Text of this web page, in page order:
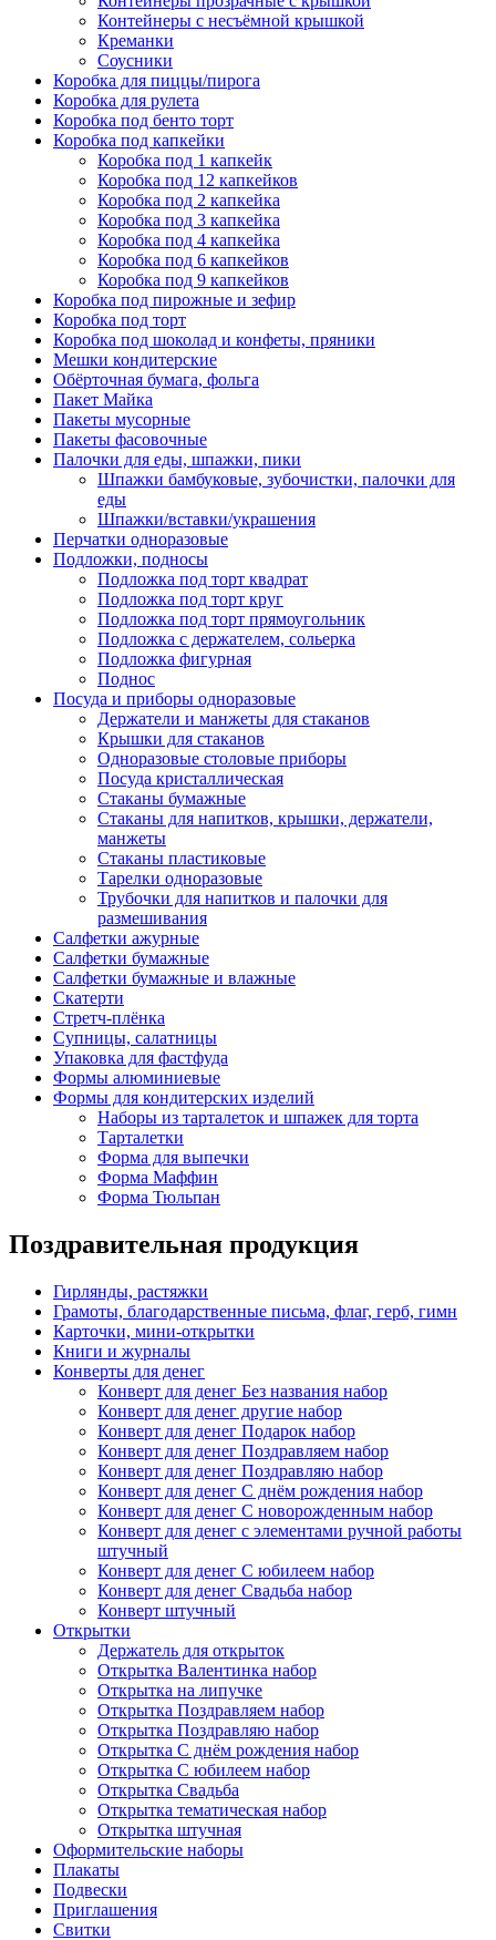
Контейнеры с несъёмной крышкой
Креманки
Соусники
Коробка для пиццы/пирога
Коробка для рулета
Коробка под бенто торт
Коробка под капкейки
Коробка под 1 капкейк
Коробка под 12 капкейков
Коробка под 2 капкейка
Коробка под 3 капкейка
Коробка под 4 капкейка
Коробка под 6 капкейков
Коробка под 9 капкейков
Коробка под пирожные и зефир
Коробка под торт
Коробка под шоколад и конфеты, пряники
Мешки кондитерские
Обёрточная бумага, фольга
Пакет Майка
Пакеты мусорные
Пакеты фасовочные
Палочки для еды, шпажки, пики
Шпажки бамбуковые, зубочистки, палочки для
еды
Шпажки/вставки/украшения
Перчатки одноразовые
Подложки, подносы
Подложка под торт квадрат
Подложка под торт круг
Подложка под торт прямоугольник
Подложка с держателем, сольерка
Подложка фигурная
Поднос
Посуда и приборы одноразовые
Держатели и манжеты для стаканов
Крышки для стаканов
Одноразовые столовые приборы
Посуда кристаллическая
Стаканы бумажные
Стаканы для напитков, крышки, держатели,
манжеты
Стаканы пластиковые
Тарелки одноразовые
Трубочки для напитков и палочки для
размешивания
Салфетки ажурные
Салфетки бумажные
Салфетки бумажные и влажные
Скатерти
Стретч-плёнка
Супницы, салатницы
Упаковка для фастфуда
Формы алюминиевые
Формы для кондитерских изделий
Наборы из тарталеток и шпажек для торта
Тарталетки
Форма для выпечки
Форма Маффин
Форма Тюльпан
Поздравительная продукция
Гирлянды, растяжки
Грамоты, благодарственные письма, флаг, герб, гимн
Карточки, мини-открытки
Книги и журналы
Конверты для денег
Конверт для денег Без названия набор
Конверт для денег другие набор
Конверт для денег Подарок набор
Конверт для денег Поздравляем набор
Конверт для денег Поздравляю набор
Конверт для денег С днём рождения набор
Конверт для денег С новорожденным набор
Конверт для денег с элементами ручной работы
штучный
Конверт для денег С юбилеем набор
Конверт для денег Свадьба набор
Конверт штучный
Открытки
Держатель для открыток
Открытка Валентинка набор
Открытка на липучке
Открытка Поздравляем набор
Открытка Поздравляю набор
Открытка С днём рождения набор
Открытка С юбилеем набор
Открытка Свадьба
Открытка тематическая набор
Открытка штучная
Оформительские наборы
Плакаты
Подвески
Приглашения
Свитки